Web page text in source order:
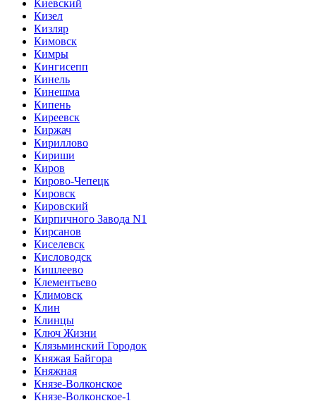
Киевский
Кизел
Кизляр
Кимовск
Кимры
Кингисепп
Кинель
Кинешма
Кипень
Киреевск
Киржач
Кириллово
Кириши
Киров
Кирово-Чепецк
Кировск
Кировский
Кирпичного Завода N1
Кирсанов
Киселевск
Кисловодск
Кишлеево
Клементьево
Климовск
Клин
Клинцы
Ключ Жизни
Клязьминский Городок
Княжая Байгора
Княжная
Князе-Волконское
Князе-Волконское-1